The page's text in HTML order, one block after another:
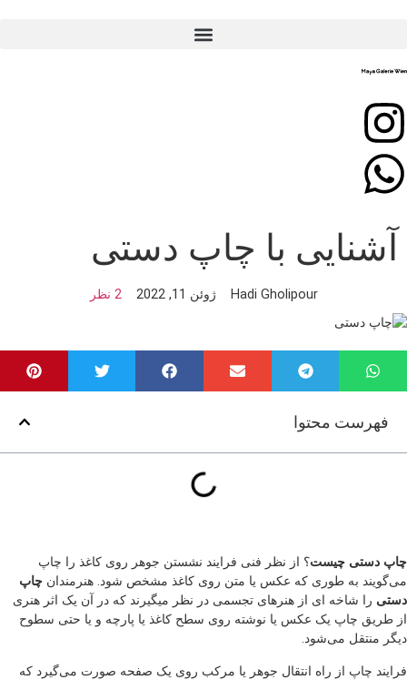
آشنایی با چاپ دستی
Hadi Gholipour ژوئن 11, 2022 2 نظر
فهرست محتوا
چاپ دستی چیست؟ از نظر فنی فرایند نشستن جوهر روی کاغذ را چاپ
می‌گویند به طوری که عکس یا متن روی کاغذ مشخص شود. هنرمندان چاپ
دستی را شاخه ای از هنرهای تجسمی در نظر میگیرند که در آن یک اثر هنری
از طریق چاپ یک عکس یا نوشته روی سطح کاغذ یا پارچه و یا حتی سطوح
دیگر منتقل می‌شود.
فرایند چاپ از راه انتقال جوهر یا مرکب روی یک صفحه صورت می‌گیرد که